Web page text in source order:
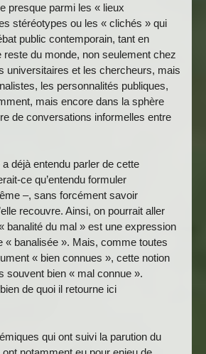
presque parmi les « lieux
stéréotypes ou les « clichés » qui
public contemporain, tant en
reste du monde, non seulement chez
universitaires et les chercheurs, mais
les personnalités publiques,
mais encore dans la sphère
de conversations informelles entre
déjà entendu parler de cette
ce qu’entendu formuler
–, sans forcément savoir
recouvre. Ainsi, on pourrait aller
banalité du mal » est une expression
« banalisée ». Mais, comme toutes
« bien connues », cette notion
souvent bien « mal connue ».
de quoi il retourne ici
qui ont suivi la parution du